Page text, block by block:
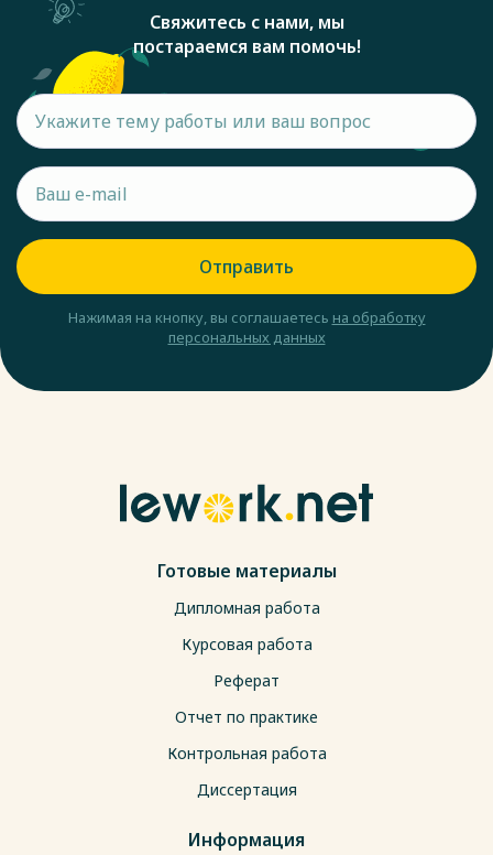
Свяжитесь с нами, мы
постараемся вам помочь!
Отправить
Нажимая на кнопку, вы соглашаетесь на обработку
персональных данных
Готовые материалы
Дипломная работа
Курсовая работа
Реферат
Отчет по практике
Контрольная работа
Диссертация
Информация